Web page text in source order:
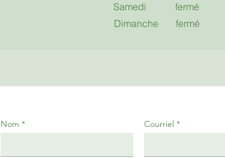
Samedi
fermé
Dimanche
fermé
Nom Courriel